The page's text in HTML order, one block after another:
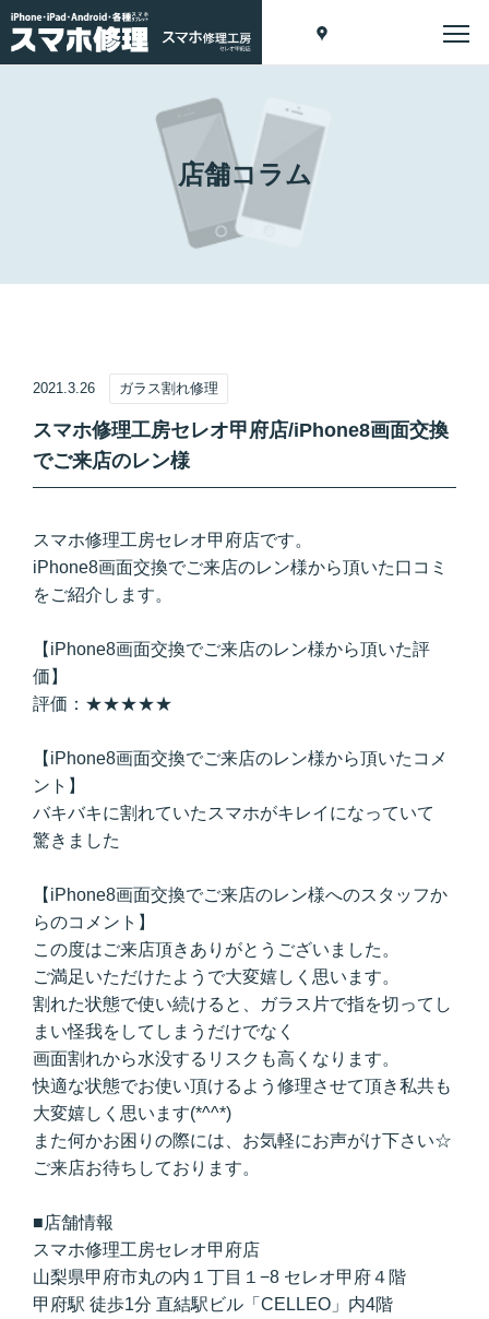
店舗コラム
2021.3.26 ガラス割れ修理
スマホ修理工房セレオ甲府店/iPhone8画面交換
でご来店のレン様
スマホ修理工房セレオ甲府店です。
iPhone8画面交換でご来店のレン様から頂いた口コミ
をご紹介します。
【iPhone8画面交換でご来店のレン様から頂いた評
価】
評価：★★★★★
【iPhone8画面交換でご来店のレン様から頂いたコメ
ント】
バキバキに割れていたスマホがキレイになっていて
驚きました
【iPhone8画面交換でご来店のレン様へのスタッフか
らのコメント】
この度はご来店頂きありがとうございました。
ご満足いただけたようで大変嬉しく思います。
割れた状態で使い続けると、ガラス片で指を切ってし
まい怪我をしてしまうだけでなく
画面割れから水没するリスクも高くなります。
快適な状態でお使い頂けるよう修理させて頂き私共も
大変嬉しく思います(*^^*)
また何かお困りの際には、お気軽にお声がけ下さい☆
ご来店お待ちしております。
■店舗情報
スマホ修理工房セレオ甲府店
山梨県甲府市丸の内１丁目１−8 セレオ甲府４階
甲府駅 徒歩1分 直結駅ビル「CELLEO」内4階